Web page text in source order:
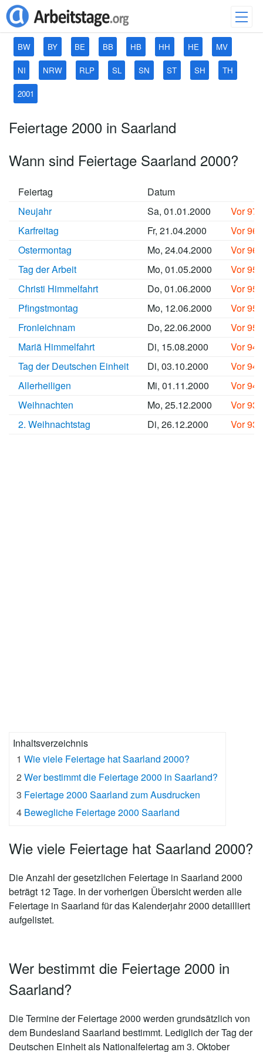
BW BY BE BB HB HH HE MV
NI NRW RLP SL SN ST SH TH
2001
Feiertage 2000 in Saarland
Wann sind Feiertage Saarland 2000?
Feiertag
Datum
Neujahr
Sa, 01.01.2000
Vor
Karfreitag
Fr, 21.04.2000
Vor
Ostermontag
Mo, 24.04.2000
Vor
Tag der Arbeit
Mo, 01.05.2000
Vor
Christi Himmelfahrt
Do, 01.06.2000
Vor
Pfingstmontag
Mo, 12.06.2000
Vor
Fronleichnam
Do, 22.06.2000
Vor
Mariä Himmelfahrt
Di, 15.08.2000
Vor
Tag der Deutschen Einheit
Di, 03.10.2000
Vor
Allerheiligen
Mi, 01.11.2000
Vor
Weihnachten
Mo, 25.12.2000
Vor
2. Weihnachtstag
Di, 26.12.2000 Vor
Inhaltsverzeichnis
1 Wie viele Feiertage hat Saarland 2000?
2 Wer bestimmt die Feiertage 2000 in Saarland?
3 Feiertage 2000 Saarland zum Ausdrucken
4 Bewegliche Feiertage 2000 Saarland
Wie viele Feiertage hat Saarland 2000?
Die Anzahl der gesetzlichen Feiertage in Saarland 2000
beträgt 12 Tage. In der vorherigen Übersicht werden alle
Feiertage in Saarland für das Kalenderjahr 2000 detailliert
aufgelistet.
Wer bestimmt die Feiertage 2000 in
Saarland?
Die Termine der Feiertage 2000 werden grundsätzlich von
dem Bundesland Saarland bestimmt. Lediglich der Tag der
Deutschen Einheit als Nationalfeiertag am 3. Oktober